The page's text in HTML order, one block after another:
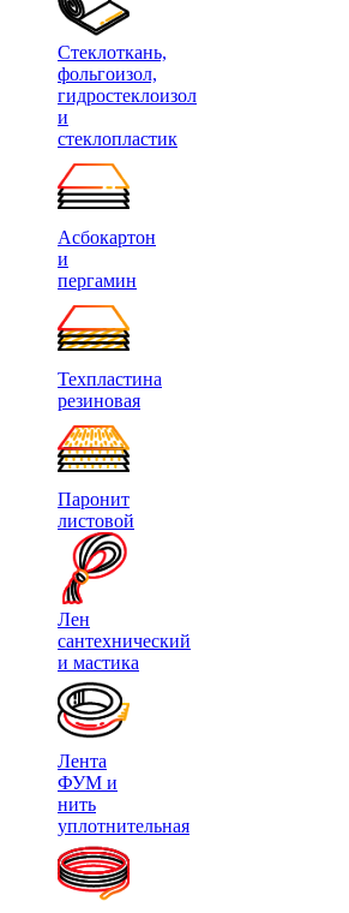
Стеклоткань,
фольгоизол,
гидростеклоизол
и
стеклопластик
Асбокартон
и
пергамин
Техпластина
резиновая
Паронит
листовой
Лен
сантехнический
и мастика
Лента
ФУМ и
нить
уплотнительная